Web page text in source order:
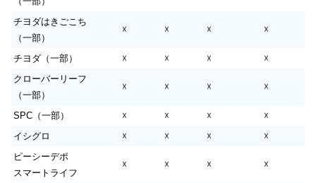
チヨダはきごこち
（一部）
☓ ☓ ☓ ☓
チヨダ（一部） ☓ ☓ ☓
☓
クローバーリーフ
（一部）
☓ ☓ ☓ ☓
SPC（一部） ☓ ☓ ☓
☓
イシグロ
☓ ☓ ☓
☓
ピーシーデポ
スマートライフ
☓ ☓ ☓ ☓